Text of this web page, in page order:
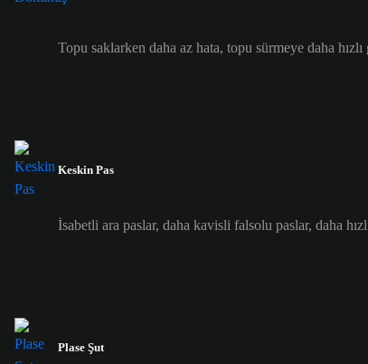
Topu saklarken daha az hata, topu sürmeye daha hızlı
Keskin Pas
İsabetli ara paslar, daha kavisli falsolu paslar, daha
Plase Şut